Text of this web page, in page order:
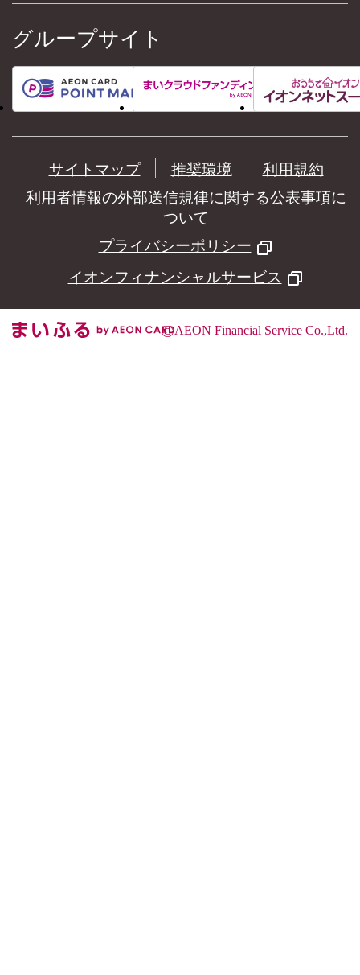
グループサイト
サイトマップ 推奨環境
利用規約
利用者情報の外部送信規律に関する公表事項に
ついて
プライバシーポリシー
イオンフィナンシャルサービス
©AEON Financial Service Co.,Ltd.